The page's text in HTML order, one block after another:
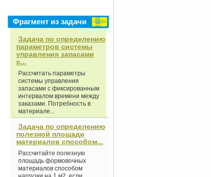
Фрагмент из задачи
Задача по определению
параметров системы
управления запасами
с...
Рассчитать параметры
системы управления
запасами с фиксированным
интервалом времени между
заказами. Потребность в
материале...
Задача по определению
полезной площади
материалов способом...
Рассчитайте полезную
площадь формовочных
материалов способом